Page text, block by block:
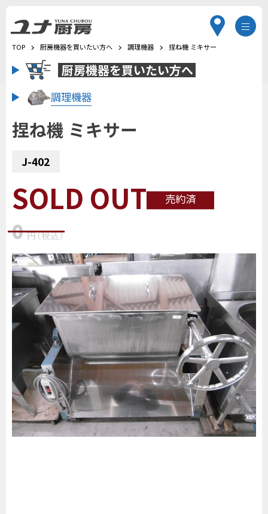
TOP 厨房機器を買いたい方へ 調理機器 捏ね機 ミキサー
厨房機器を買いたい方へ
調理機器
捏ね機 ミキサー
J-402
SOLD OUT 売約済
0 円（税込）